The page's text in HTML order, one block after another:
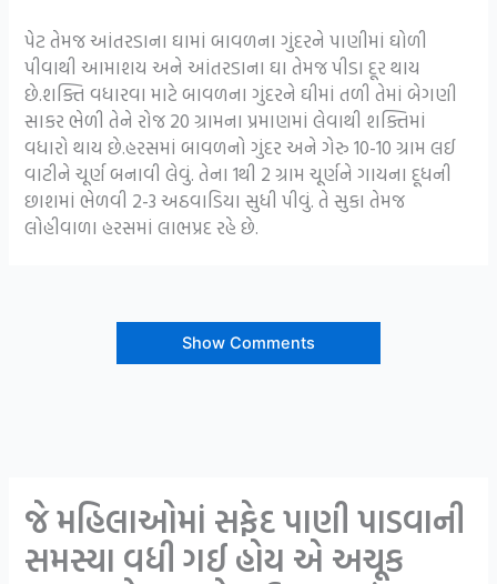
પેટ તેમજ આંતરડાના ઘામાં બાવળના ગુંદરને પાણીમાં ઘોળી
પીવાથી આમાશય અને આંતરડાના ઘા તેમજ પીડા દૂર થાય
છે.શક્તિ વધારવા માટે બાવળના ગુંદરને ઘીમાં તળી તેમાં બેગણી
સાકર ભેળી તેને રોજ 20 ગ્રામના પ્રમાણમાં લેવાથી શક્તિમાં
વધારો થાય છે.હરસમાં બાવળનો ગુંદર અને ગેરુ 10-10 ગ્રામ લઈ
વાટીને ચૂર્ણ બનાવી લેવું. તેના 1થી 2 ગ્રામ ચૂર્ણને ગાયના દૂધની
છાશમાં ભેળવી 2-3 અઠવાડિયા સુધી પીવું. તે સુકા તેમજ
લોહીવાળા હરસમાં લાભપ્રદ રહે છે.
Show Comments
જે મહિલાઓમાં સફેદ પાણી પાડવાની
સમસ્યા વધી ગઈ હોય એ અચૂક